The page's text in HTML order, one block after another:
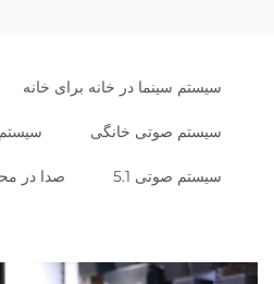
سیستم سینما در خانه برای خانه
سیستم صوتی خانگی
سیستم صوتی 5.1 صدا در